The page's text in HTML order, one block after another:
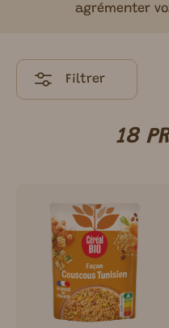
agrémenter
18
Filtrer